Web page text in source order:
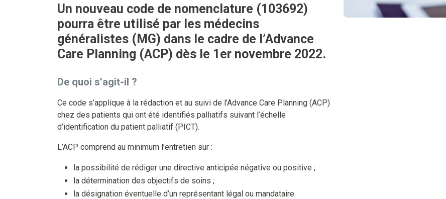
Un nouveau code de nomenclature (103692)
pourra être utilisé par les médecins
généralistes (MG) dans le cadre de l’Advance
Care Planning (ACP) dès le 1er novembre 2022.
De quoi s’agit-il ?
Ce code s’applique à la rédaction et au suivi de l’Advance Care Planning (ACP)
chez des patients qui ont été identifiés palliatifs suivant l’échelle
d’identification du patient palliatif (PICT).
L’ACP comprend au minimum l’entretien sur :
la possibilité de rédiger une directive anticipée négative ou positive ;
la détermination des objectifs de soins ;
la désignation éventuelle d’un représentant légal ou mandataire.